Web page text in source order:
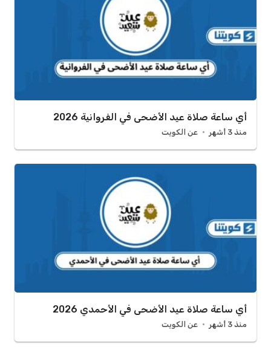
أي ساعة صلاة عيد الأضحى في الفروانية 2026
منذ 3 أشهر عن الكويت
أي ساعة صلاة عيد الأضحى في الأحمدي 2026
منذ 3 أشهر عن الكويت